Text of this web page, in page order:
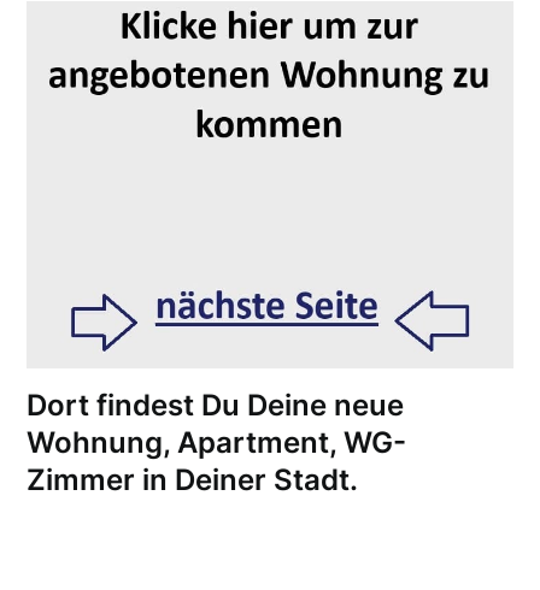
Dort findest Du Deine neue
Wohnung, Apartment, WG-
Zimmer in Deiner Stadt.